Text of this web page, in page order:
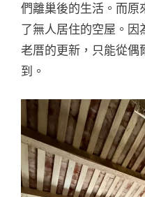
們離巢後的生活。而原
了無人居住的空屋。因
老厝的更新，只能從偶
到。